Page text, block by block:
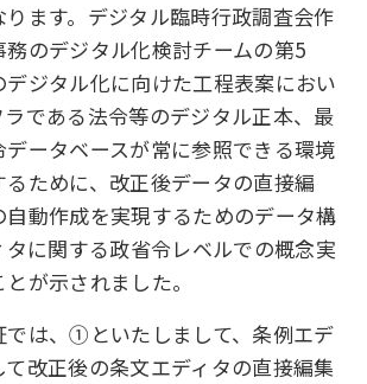
ます。デジタル臨時行政調査会作
のデジタル化検討チームの第5
ジタル化に向けた工程表案におい
である法令等のデジタル正本、最
ータベースが常に参照できる環境
ために、改正後データの直接編
動作成を実現するためのデータ構
に関する政省令レベルでの概念実
が示されました。
では、①といたしまして、条例エデ
改正後の条文エディタの直接編集